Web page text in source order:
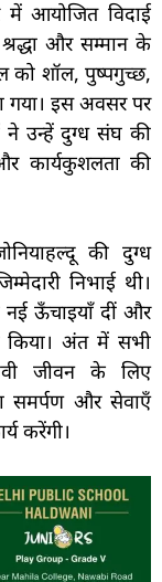
आयोजित विदाई
और सम्मान के
को शॉल, पुष्पगुच्छ,
गया। इस अवसर पर
ने उन्हें दुग्ध संघ की
कार्यकुशलता की
की दुग्ध
निभाई थी।
नई ऊँचाइयाँ दीं और
किया। अंत में सभी
जीवन के लिए
समर्पण और सेवाएँ
करेंगी।